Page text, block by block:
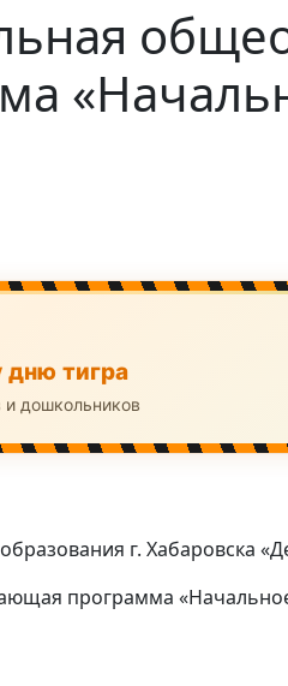
тигра
и дошкольников
г. Хабаровска
программа